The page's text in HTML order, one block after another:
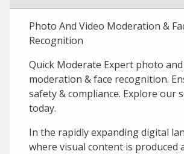
Photo And Video Moderation &
Recognition
Quick Moderate Expert photo
moderation & face recognition.
safety & compliance. Explore our
today.
In the rapidly expanding digital
where visual content is produced